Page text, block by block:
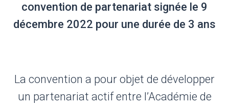
convention de partenariat signée le 9
décembre 2022 pour une durée de 3 ans
La convention a pour objet de développer
un partenariat actif entre l’Académie de